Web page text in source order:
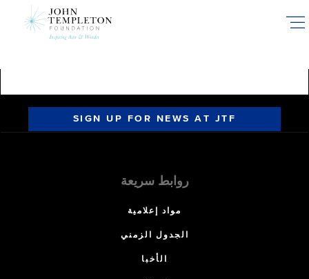
SIGN UP FOR NEWS AT JTF
روابط سريعة
مواد إعلامية
الجدول الزمني
الأخبا